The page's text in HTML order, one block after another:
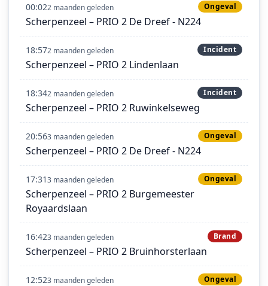
00:022 maanden geleden Ongeval
Scherpenzeel – PRIO 2 De Dreef - N224
18:572 maanden geleden Incident
Scherpenzeel – PRIO 2 Lindenlaan
18:342 maanden geleden Incident
Scherpenzeel – PRIO 2 Ruwinkelseweg
20:563 maanden geleden Ongeval
Scherpenzeel – PRIO 2 De Dreef - N224
17:313 maanden geleden Ongeval
Scherpenzeel – PRIO 2 Burgemeester
Royaardslaan
16:423 maanden geleden Brand
Scherpenzeel – PRIO 2 Bruinhorsterlaan
12:523 maanden geleden Ongeval